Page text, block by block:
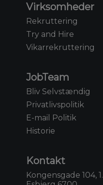
Virksomheder
Rekruttering
Try and Hire
Vikarrekruttering
JobTeam
Bliv Selvstændig
Privatlivspolitik
E-mail Politik
Historie
Kontakt
Kongensgade 104, 1.